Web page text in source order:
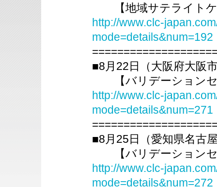
【地域サテライトケ
http://www.clc-
mode=details&num=192
■8月22日（大阪府大阪
【バリデーションセ
http://www.clc-
mode=details&num=271
■8月25日（愛知県名古
【バリデーションセ
http://www.clc-
mode=details&num=272